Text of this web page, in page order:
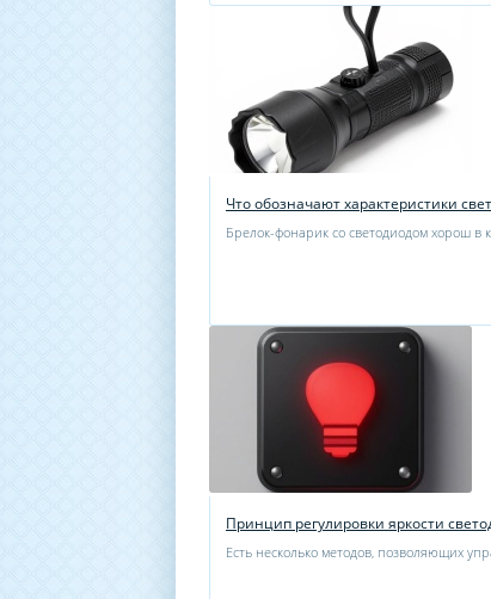
Что обозначают характеристики
Брелок-фонарик со светодиодом хорош в
Принцип регулировки яркости
Есть несколько методов, позволяющих